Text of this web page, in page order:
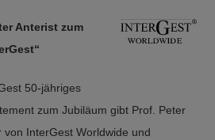
Anterist zum
50-jähriges
zum Jubiläum gibt Prof. Peter
InterGest Worldwide und